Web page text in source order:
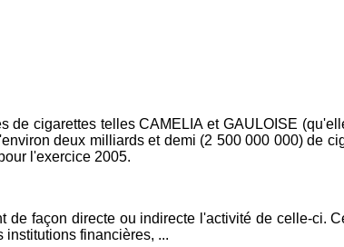
cigarettes telles CAMELIA et GAULOISE
deux milliards et demi (2 500 000 000) de
l'exercice 2005.
façon directe ou indirecte l'activité de celle-ci.
institutions financières, ...